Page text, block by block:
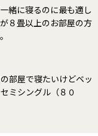
緒に寝るのに最も適し
８畳以上のお部屋の方
部屋で寝たいけどベッ
ミシングル（８０